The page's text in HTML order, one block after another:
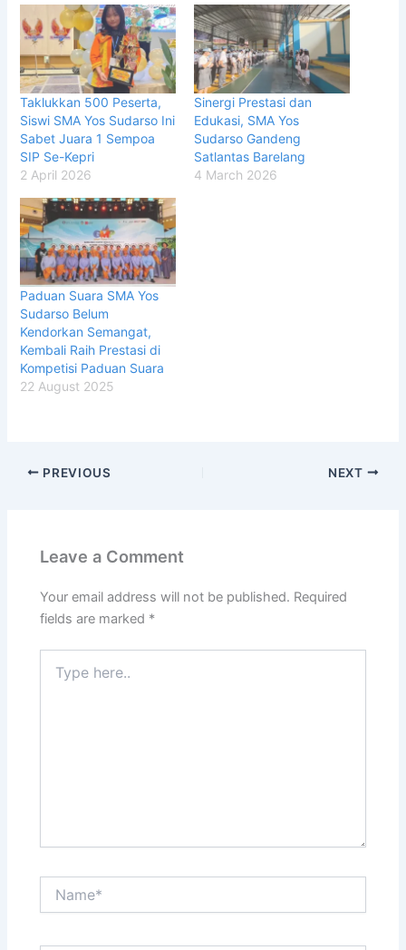
Taklukkan 500 Peserta,
Siswi SMA Yos Sudarso Ini
Sabet Juara 1 Sempoa
SIP Se-Kepri
2 April 2026
Sinergi Prestasi dan
Edukasi, SMA Yos
Sudarso Gandeng
Satlantas Barelang
4 March 2026
Paduan Suara SMA Yos
Sudarso Belum
Kendorkan Semangat,
Kembali Raih Prestasi di
Kompetisi Paduan Suara
22 August 2025
PREVIOUS NEXT
Leave a Comment
Your email address will not be published. Required
fields are marked *
here..